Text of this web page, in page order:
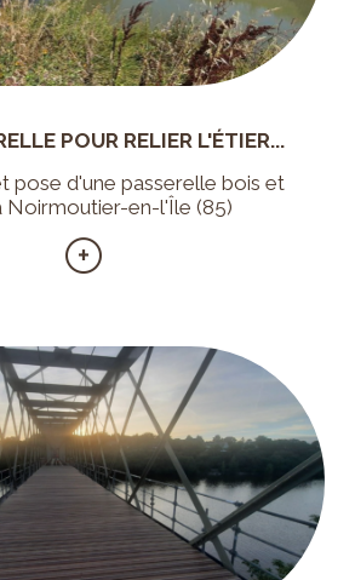
POUR RELIER L'ÉTIER...
pose d'une passerelle bois et
Noirmoutier-en-l'Île (85)